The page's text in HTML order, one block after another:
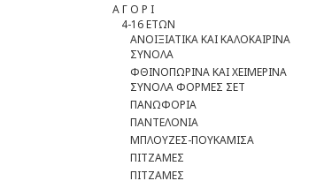
Α Γ Ο Ρ Ι
4-16 ΕΤΩΝ
ΑΝΟΙΞΙΑΤΙΚΑ ΚΑΙ ΚΑΛΟΚΑΙΡΙΝΑ
ΣΥΝΟΛΑ
ΦΘΙΝΟΠΩΡΙΝΑ ΚΑΙ ΧΕΙΜΕΡΙΝΑ
ΣΥΝΟΛΑ ΦΟΡΜΕΣ ΣΕΤ
ΠΑΝΩΦΟΡΙΑ
ΠΑΝΤΕΛΟΝΙΑ
ΜΠΛΟΥΖΕΣ-ΠΟΥΚΑΜΙΣΑ
ΠΙΤΖΑΜΕΣ
ΠΙΤΖΑΜΕΣ